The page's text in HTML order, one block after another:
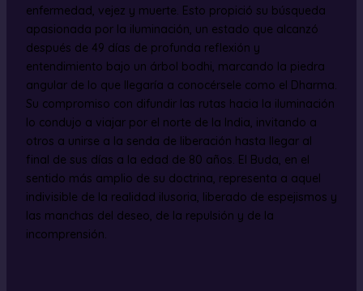
enfermedad, vejez y muerte. Esto propició su búsqueda
apasionada por la iluminación, un estado que alcanzó
después de 49 días de profunda reflexión y
entendimiento bajo un árbol bodhi, marcando la piedra
angular de lo que llegaría a conocérsele como el Dharma.
Su compromiso con difundir las rutas hacia la iluminación
lo condujo a viajar por el norte de la India, invitando a
otros a unirse a la senda de liberación hasta llegar al
final de sus días a la edad de 80 años. El Buda, en el
sentido más amplio de su doctrina, representa a aquel
indivisible de la realidad ilusoria, liberado de espejismos y
las manchas del deseo, de la repulsión y de la
incomprensión.